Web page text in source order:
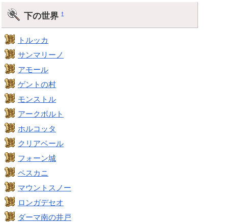
下の世界†
トルッカ
サンマリーノ
アモール
ゲントの村
モンストル
アークボルト
ホルコッタ
クリアベール
フォーン城
ペスカニ
マウントスノー
ロンガデセオ
ダーマ南の井戸